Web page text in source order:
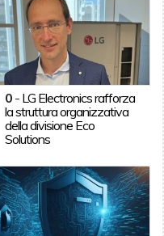
0 - LG Electronics rafforza
la struttura organizzativa
della divisione Eco
Solutions